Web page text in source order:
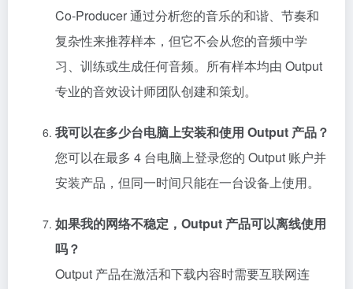
Co-Producer 通过分析您的音乐的和谐、节奏和
复杂性来推荐样本，但它不会从您的音频中学
习、训练或生成任何音频。所有样本均由 Output
专业的音效设计师团队创建和策划。
我可以在多少台电脑上安装和使用 Output 产品？
您可以在最多 4 台电脑上登录您的 Output 账户并
安装产品，但同一时间只能在一台设备上使用。
如果我的网络不稳定，Output 产品可以离线使用
吗？
Output 产品在激活和下载内容时需要互联网连